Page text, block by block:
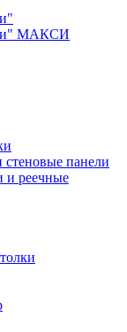
МАКСИ
панели
и реечные